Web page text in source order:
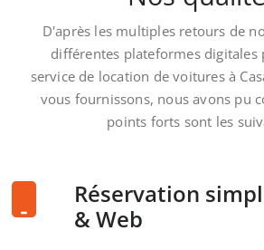
D'après les multiples retours de
différentes plateformes digitales
service de location de voitures à
vous fournissons, nous avons pu
points forts sont les
Réservation
& Web